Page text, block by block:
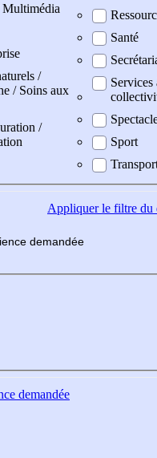
/
/ Soins aux
/
Santé
Services
Sport
Appliquerle filtre du
demandée
demandée